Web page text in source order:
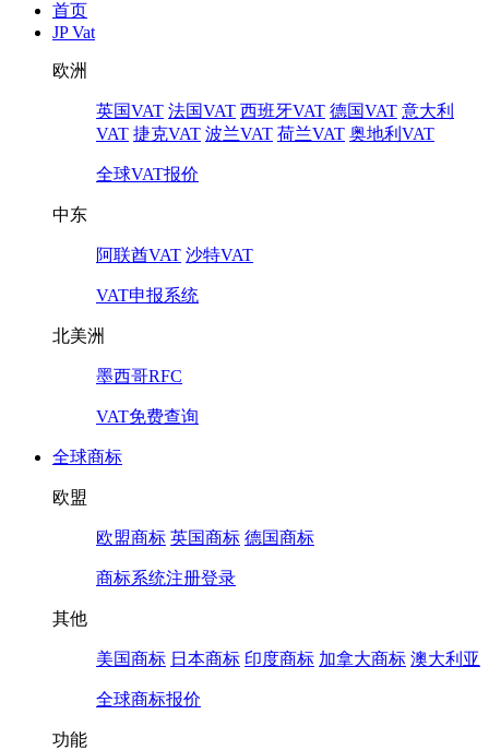
首页
JP Vat
欧洲
英国VAT 法国VAT 西班牙VAT 德国VAT 意大利
VAT 捷克VAT 波兰VAT 荷兰VAT 奥地利VAT
全球VAT报价
中东
阿联酋VAT 沙特VAT
VAT申报系统
北美洲
墨西哥RFC
VAT免费查询
全球商标
欧盟
欧盟商标 英国商标 德国商标
商标系统注册登录
其他
美国商标 日本商标 印度商标 加拿大商标 澳大利亚
全球商标报价
功能